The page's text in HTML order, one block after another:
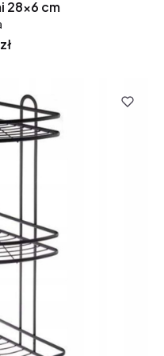
28x6 cm